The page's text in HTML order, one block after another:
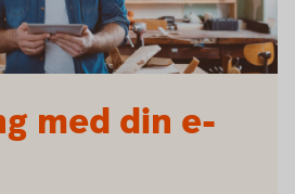
med din e-